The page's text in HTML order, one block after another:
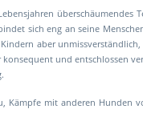
sich eng an seine
aber
und entschlossen
Kämpfe mit anderen Hunden